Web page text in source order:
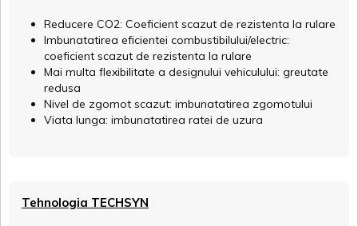
Reducere CO2: Coeficient scazut de rezistenta la rulare
Imbunatatirea eficientei combustibilului/electric:
coeficient scazut de rezistenta la rulare
Mai multa flexibilitate a designului vehiculului: greutate
redusa
Nivel de zgomot scazut: imbunatatirea zgomotului
Viata lunga: imbunatatirea ratei de uzura
Tehnologia TECHSYN